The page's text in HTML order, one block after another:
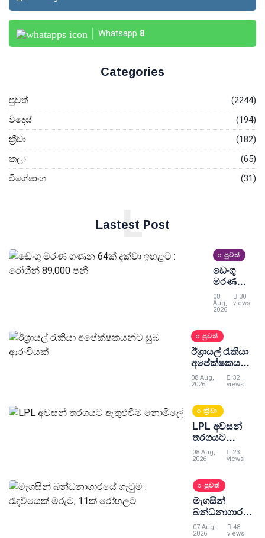
Whatsapp 8
Categories
පුවත්
(2244)
විදෙස්
(194)
ක්‍රීඩා
(182)
කලා
(65)
විශේෂාංග
(31)
Lastest Post
L
පුවත්
ඩෙංගු
මරණ
ගණන
64ක්
රෝගීන්
89,000
පනී
08
Aug,
2026
30
views
පුවත්
ඊශ්‍රායල් රැකියා
අපේක්ෂකයන්ට
සුබ ආරංචියක්
08 Aug,
2026
32
views
ක්‍රීඩා
LPL අවසන්
තරගයට
ඇතුළුවීම
නොමිලේ
08 Aug,
2026
23
views
පුවත්
මැගසින්
බන්ධනාගාරයේ
ගැටුම :
රැඳවියෙක්
07 Aug,
2026
48
views